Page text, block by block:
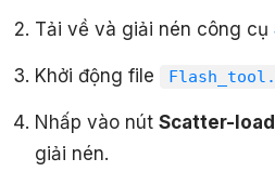
Tải về và giải nén công cụ
Khởi động file
Nhấp vào nút Scatter-
giải nén.